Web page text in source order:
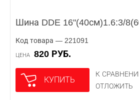
Шина DDE 16"(40см)1.6:3/
Код товара — 221091
ЦЕНА 820 РУБ.
КУПИТЬ
К
ОТЛОЖИТЬ